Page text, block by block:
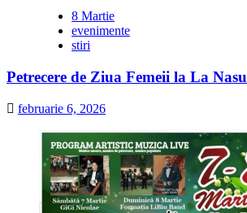
8 Martie
evenimente
stiri
Petrecere de Ziua Femeii la La Nasu
februarie 6, 2026